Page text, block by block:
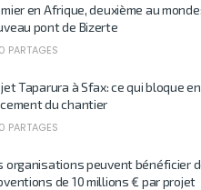
en Afrique, deuxième au
pont de Bizerte
0 PARTAGES
Taparura à Sfax: ce qui bloque
du chantier
0 PARTAGES
organisations peuvent bénéficier
de 10 millions € par projet